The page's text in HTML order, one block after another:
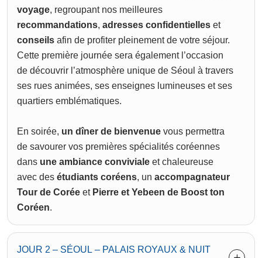
voyage, regroupant nos meilleures
recommandations, adresses confidentielles et
conseils afin de profiter pleinement de votre séjour.
Cette première journée sera également l’occasion
de découvrir l’atmosphère unique de Séoul à travers
ses rues animées, ses enseignes lumineuses et ses
quartiers emblématiques.
En soirée, un dîner de bienvenue vous permettra
de savourer vos premières spécialités coréennes
dans une ambiance conviviale et chaleureuse
avec des étudiants coréens, un accompagnateur
Tour de Corée et Pierre et Yebeen de Boost ton
Coréen.
JOUR 2 – SÉOUL – PALAIS ROYAUX & NUIT